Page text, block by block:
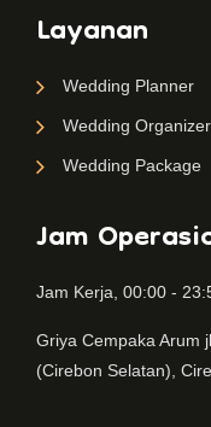
Layanan
Wedding Planner
Wedding Organizer
Wedding Package
Jam
Jam Kerja, 00:00 -
Griya Cempaka Arum
(Cirebon Selatan),